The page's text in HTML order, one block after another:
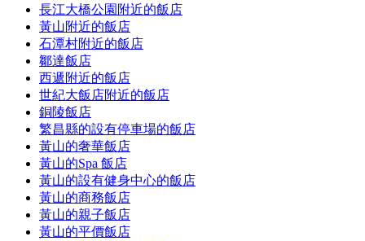
長江大橋公園附近的飯店
黃山附近的飯店
石潭村附近的飯店
鄒達飯店
西遞附近的飯店
世紀大飯店附近的飯店
銅陵飯店
繁昌縣的設有停車場的飯店
黃山的奢華飯店
黃山的Spa 飯店
黃山的設有健身中心的飯店
黃山的商務飯店
黃山的親子飯店
黃山的平價飯店